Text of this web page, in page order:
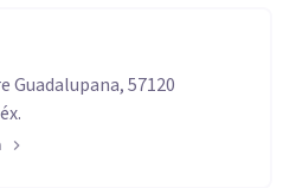
Guadalupana, 57120